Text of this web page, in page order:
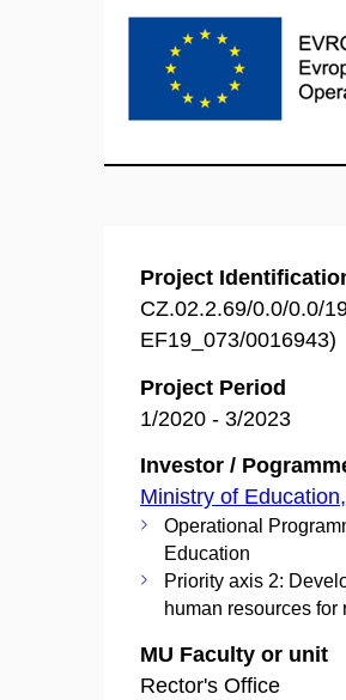
Project
CZ.02.2.69/0.0/0.0/
EF19_073/0016943)
Project Period
1/2020 - 3/2023
Investor /
Ministry of
Operational
Education
Priority axis 2:
human resources
MU Faculty or unit
Rector's Office